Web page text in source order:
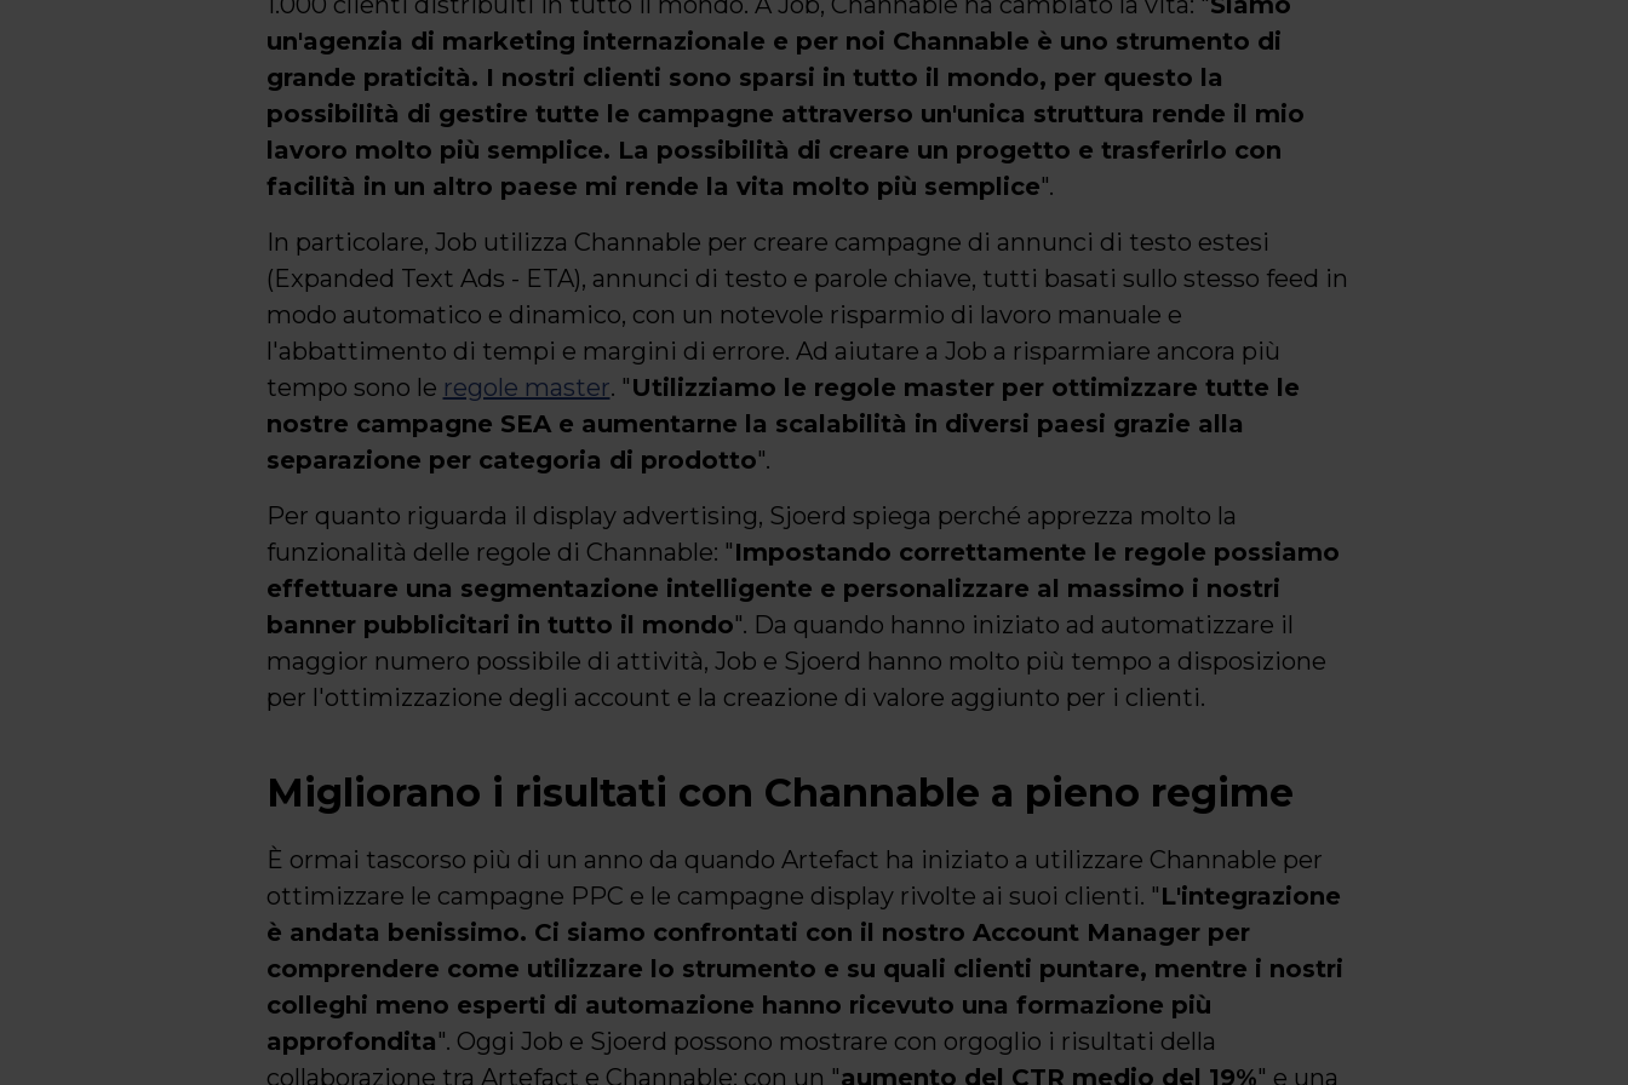
un'agenzia di marketing internazionale e per noi Channable è uno strumento di
grande praticità. I nostri clienti sono sparsi in tutto il mondo, per questo la
possibilità di gestire tutte le campagne attraverso un'unica struttura rende il mio
lavoro molto più semplice. La possibilità di creare un progetto e trasferirlo con
facilità in un altro paese mi rende la vita molto più semplice".
In particolare, Job utilizza Channable per creare campagne di annunci di testo estesi
(Expanded Text Ads - ETA), annunci di testo e parole chiave, tutti basati sullo stesso feed in
modo automatico e dinamico, con un notevole risparmio di lavoro manuale e
l'abbattimento di tempi e margini di errore. Ad aiutare a Job a risparmiare ancora più
tempo sono le regole master. "Utilizziamo le regole master per ottimizzare tutte le
nostre campagne SEA e aumentarne la scalabilità in diversi paesi grazie alla
separazione per categoria di prodotto".
Per quanto riguarda il display advertising, Sjoerd spiega perché apprezza molto la
funzionalità delle regole di Channable: "Impostando correttamente le regole possiamo
effettuare una segmentazione intelligente e personalizzare al massimo i nostri
banner pubblicitari in tutto il mondo". Da quando hanno iniziato ad automatizzare il
maggior numero possibile di attività, Job e Sjoerd hanno molto più tempo a disposizione
per l'ottimizzazione degli account e la creazione di valore aggiunto per i clienti.
Migliorano i risultati con Channable a pieno regime
È ormai tascorso più di un anno da quando Artefact ha iniziato a utilizzare Channable per
ottimizzare le campagne PPC e le campagne display rivolte ai suoi clienti. "L'integrazione
è andata benissimo. Ci siamo confrontati con il nostro Account Manager per
comprendere come utilizzare lo strumento e su quali clienti puntare, mentre i nostri
colleghi meno esperti di automazione hanno ricevuto una formazione più
approfondita". Oggi Job e Sjoerd possono mostrare con orgoglio i risultati della
collaborazione tra Artefact e Channable: con un "aumento del CTR medio del 19%" e una